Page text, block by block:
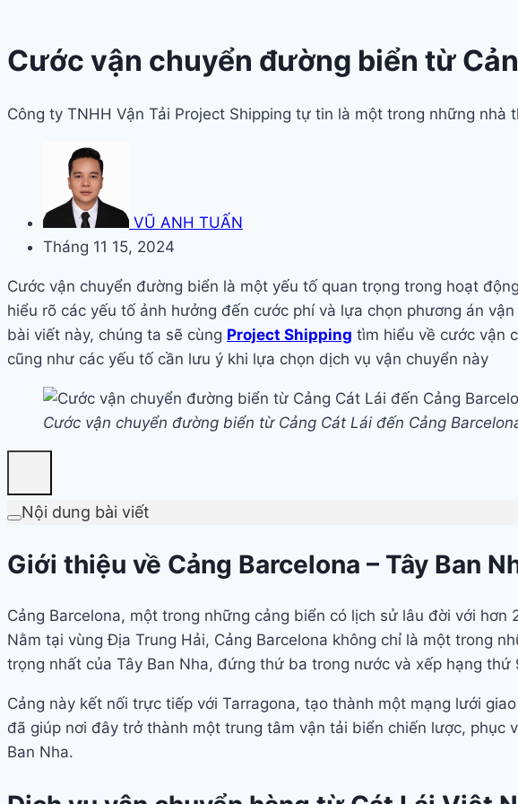
Cước vận chuyển đường biển từ
Công ty TNHH Vận Tải Project Shipping tự tin là một trong những
VŨ ANH TUẤN
Tháng 11 15, 2024
Cước vận chuyển đường biển là một yếu tố quan trọng trong hoạt
hiểu rõ các yếu tố ảnh hưởng đến cước phí và lựa chọn phương án
bài viết này, chúng ta sẽ cùng Project Shipping tìm hiểu về cước vận
cũng như các yếu tố cần lưu ý khi lựa chọn dịch vụ vận chuyển này
Cước vận chuyển đường biển từ Cảng Cát Lái đến Cảng
Nội dung bài viết
Giới thiệu về Cảng Barcelona – Tây Ban
Cảng Barcelona, một trong những cảng biển có lịch sử lâu đời với
Nằm tại vùng Địa Trung Hải, Cảng Barcelona không chỉ là một trong
trọng nhất của Tây Ban Nha, đứng thứ ba trong nước và xếp hạng thứ
Cảng này kết nối trực tiếp với Tarragona, tạo thành một mạng lưới
đã giúp nơi đây trở thành một trung tâm vận tải biển chiến lược,
Ban Nha.